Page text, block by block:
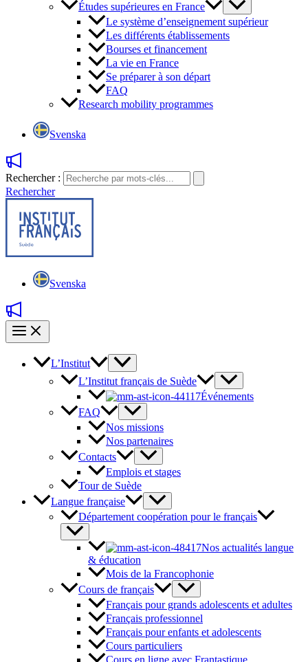
Études supérieures en France
Le système d’enseignement supérieur
Les différents établissements
Bourses et financement
La vie en France
Se préparer à son départ
FAQ
Research mobility programmes
Svenska
Rechercher :
Rechercher
Svenska
L’Institut
L’Institut français de Suède
Événements
FAQ
Nos missions
Nos partenaires
Contacts
Emplois et stages
Tour de Suède
Langue française
Département coopération pour le français
Nos actualités langue
& éducation
Mois de la Francophonie
Cours de français
Français pour grands adolescents et adultes
Français professionnel
Français pour enfants et adolescents
Cours particuliers
Cours en ligne avec Frantastique